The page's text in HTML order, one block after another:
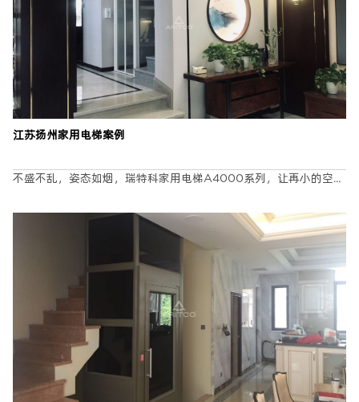
江苏扬州家用电梯案例
不盛不乱，姿态如烟，瑞特科家用电梯A4000系列，让再小的空...